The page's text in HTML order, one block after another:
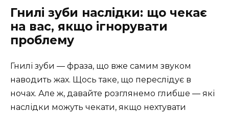
Гнилі зуби наслідки: що чекає
на вас, якщо ігнорувати
проблему
Гнилі зуби ― фраза, що вже самим звуком
наводить жах. Щось таке, що переслідує в
ночах. Але ж, давайте розглянемо глибше ― які
наслідки можуть чекати, якщо нехтувати